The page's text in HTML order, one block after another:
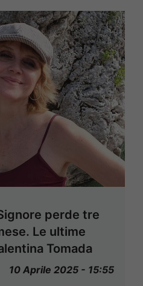
perde tre
Le ultime
Tomada
10 Aprile 2025 - 15:55